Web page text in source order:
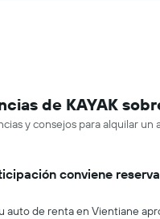
de KAYAK
y consejos para alquilar
conviene
auto de renta en Vientiane